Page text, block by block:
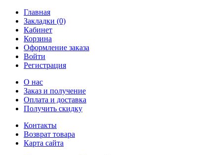
Главная
Закладки (0)
Кабинет
Корзина
Оформление заказа
Войти
Регистрация
О нас
Заказ и получение
Оплата и доставка
Получить скидку
Контакты
Возврат товара
Карта сайта